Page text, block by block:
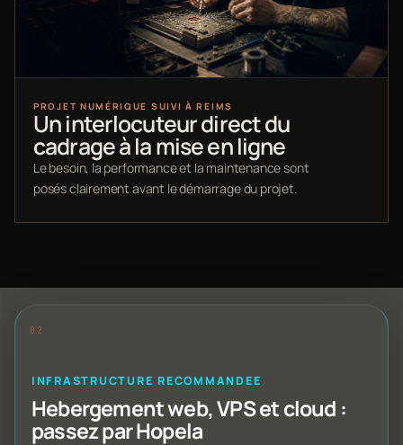
PROJET NUMÉRIQUE SUIVI À REIMS
Un interlocuteur direct du
cadrage à la mise en ligne
Le besoin, la performance et la maintenance sont
posés clairement avant le démarrage du projet.
INFRASTRUCTURE RECOMMANDEE
Hebergement web, VPS et cloud :
passez par Hopela